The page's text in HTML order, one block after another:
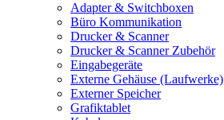
Adapter & Switchboxen
Büro Kommunikation
Drucker & Scanner
Drucker & Scanner Zubehör
Eingabegeräte
Externe Gehäuse (Laufwerke)
Externer Speicher
Grafiktablet